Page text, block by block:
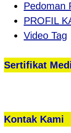
Pedoman
PROFIL
Video Tag
Sertifikat
Kontak Kami